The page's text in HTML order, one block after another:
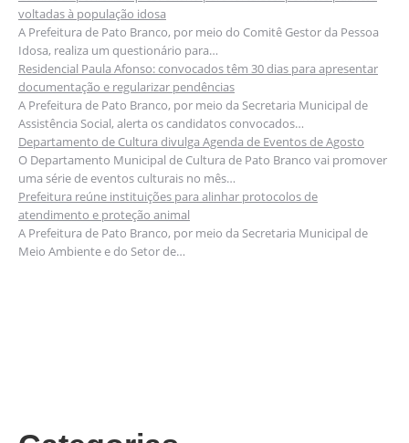
voltadas à população idosa
A Prefeitura de Pato Branco, por meio do Comitê Gestor da Pessoa
Idosa, realiza um questionário para…
Residencial Paula Afonso: convocados têm 30 dias para apresentar
documentação e regularizar pendências
A Prefeitura de Pato Branco, por meio da Secretaria Municipal de
Assistência Social, alerta os candidatos convocados…
Departamento de Cultura divulga Agenda de Eventos de Agosto
O Departamento Municipal de Cultura de Pato Branco vai promover
uma série de eventos culturais no mês…
Prefeitura reúne instituições para alinhar protocolos de
atendimento e proteção animal
A Prefeitura de Pato Branco, por meio da Secretaria Municipal de
Meio Ambiente e do Setor de…